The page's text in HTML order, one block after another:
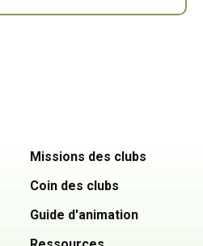
Missions des clubs
Coin des clubs
Guide d'animation